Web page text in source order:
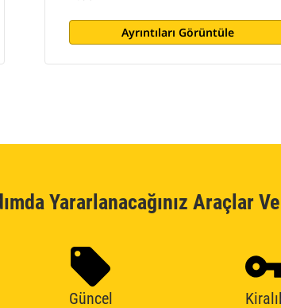
Ayrıntıları Görüntüle
Yararlanacağınız Araçlar
Güncel